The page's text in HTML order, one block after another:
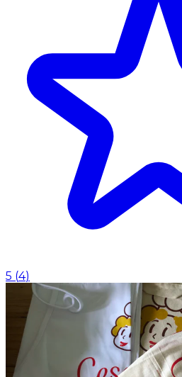
5 (4)